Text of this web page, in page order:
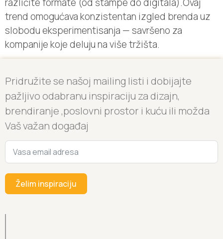
različite formate (od štampe do digitala).Ovaj
trend omogućava konzistentan izgled brenda uz
slobodu eksperimentisanja — savršeno za
kompanije koje deluju na više tržišta.
Pridružite se našoj mailing listi i dobijajte
pažljivo odabranu inspiraciju za dizajn,
brendiranje ,poslovni prostor i kuću ili možda
Vaš važan događaj
Želim inspiraciju